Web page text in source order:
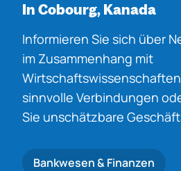
In Cobourg, Kanada
Informieren Sie sich über
im Zusammenhang mit
sinnvolle Verbindungen
Sie unschätzbare
Bankwesen & Finanzen